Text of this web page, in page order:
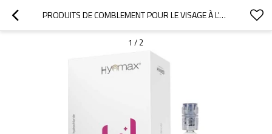
PRODUITS DE COMBLEMENT POUR LE VISAGE À L'ACIDE HYALURONIQUE HYAMAX® HYAVITAL L-PLUS, MARQUES DE PRODUITS DE COMBLEMENT CUTANÉ, SUPPORT EN GROS ET SUR MESURE
1 / 2